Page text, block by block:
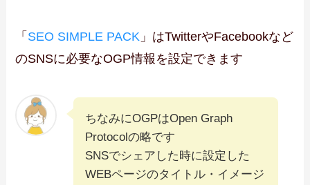
「 SEO SIMPLE PACK 」はTwitterやFacebookなど
のSNSに必要なOGP情報を設定できます
ちなみにOGPはOpen Graph
Protocolの略です
SNSでシェアした時に設定した
WEBページのタイトル・イメージ